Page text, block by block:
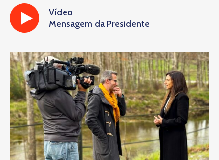
Vídeo
Mensagem da Presidente